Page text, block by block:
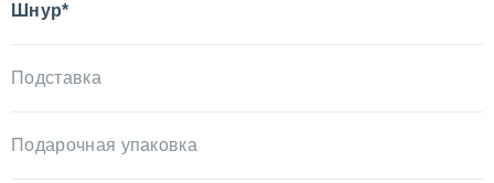
Шнур*
Подставка
Подарочная упаковка